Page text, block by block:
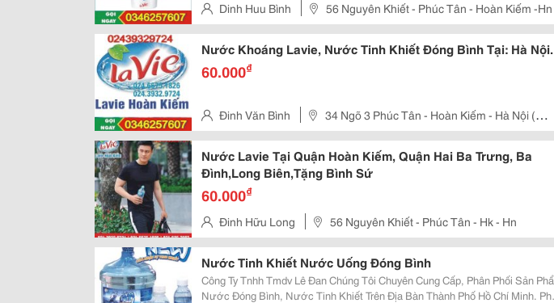
Dinh Huu Bình 56 Nguyên Khiết - Phúc Tân - Hoàn Kiếm -Hn
Nước Khoáng Lavie, Nước Tinh Khiết Đóng Bình Tại: Hà Nội.
60.000₫
Đinh Văn Bình
34 Ngõ 3 Phúc Tân - Hoàn Kiếm - Hà Nội (Đi
Ngõ 301 Hồng Hà Thẳng Xuống)
Nước Lavie Tại Quận Hoàn Kiếm, Quận Hai Ba Trưng, Ba
Đình,Long Biên,Tặng Bình Sứ
60.000₫
Đinh Hữu Long 56 Nguyên Khiết - Phúc Tân - Hk - Hn
Nước Tinh Khiết Nước Uống Đóng Bình
Công Ty Tnhh Tmdv Lê Đan Chúng Tôi Chuyên Cung Cấp, Phân Phối Sản Phẩm
Nước Đóng Bình, Nước Tinh Khiết Trên Địa Bàn Thành Phố Hồ Chí Minh. Phục